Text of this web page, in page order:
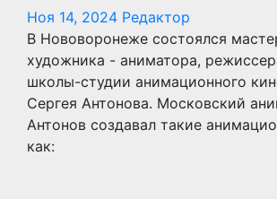
Ноя 14, 2024 Редактор
В Нововоронеже состоялся
художника - аниматора,
школы-студии анимационного
Сергея Антонова. Московский
Антонов создавал такие
как: